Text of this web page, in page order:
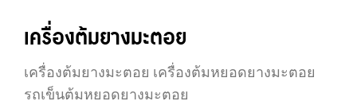
เครื่องต้มยางมะตอย
เครื่องต้มยางมะตอย เครื่องต้มหยอดยางมะตอย
รถเข็นต้มหยอดยางมะตอย